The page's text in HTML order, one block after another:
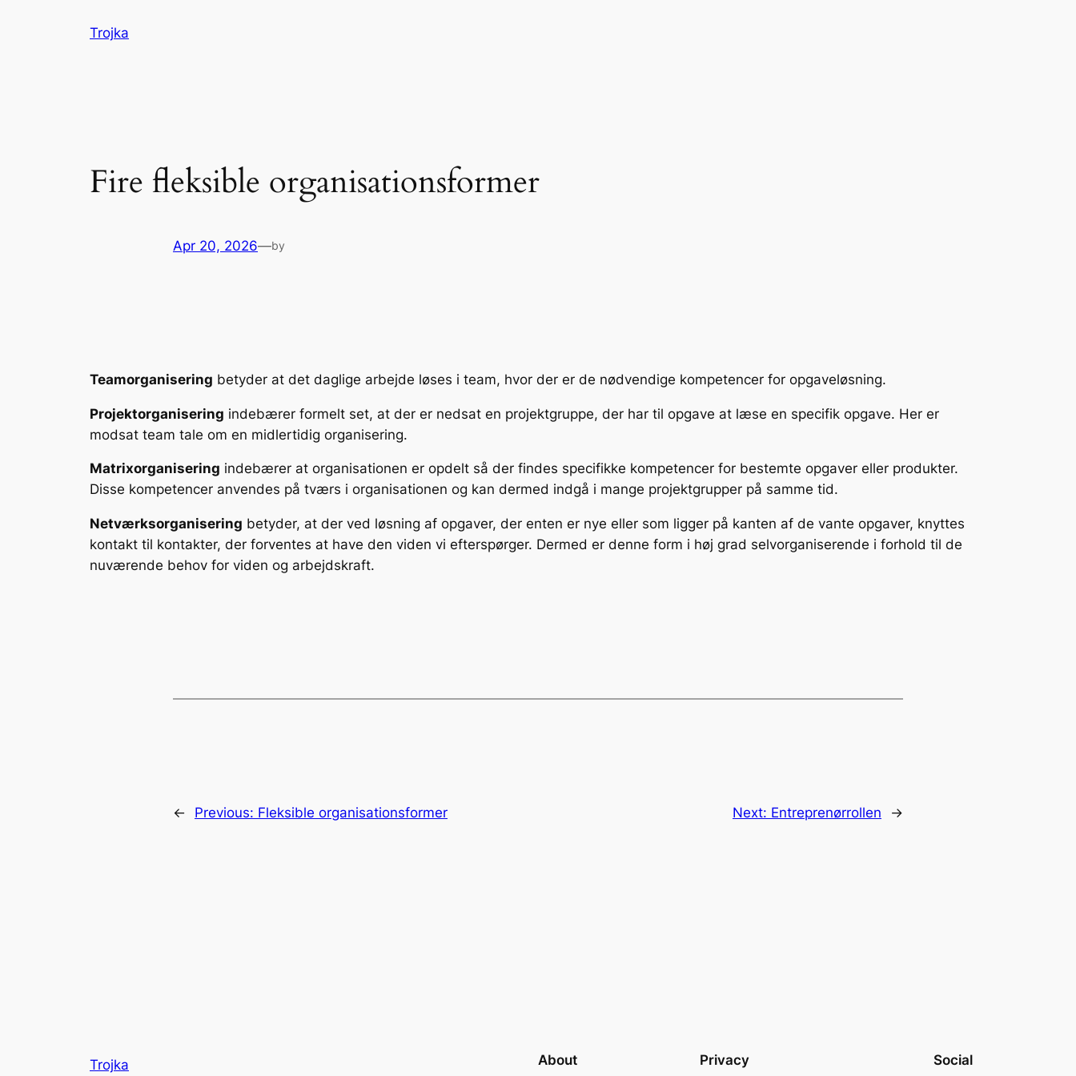
Trojka
Fire fleksible organisationsformer
Apr 20, 2026—by
Teamorganisering betyder at det daglige arbejde løses i team, hvor der er de nødvendige kompetencer for opgaveløsning.
Projektorganisering indebærer formelt set, at der er nedsat en projektgruppe, der har til opgave at læse en specifik opgave. Her er
modsat team tale om en midlertidig organisering.
Matrixorganisering indebærer at organisationen er opdelt så der findes specifikke kompetencer for bestemte opgaver eller produkter.
Disse kompetencer anvendes på tværs i organisationen og kan dermed indgå i mange projektgrupper på samme tid.
Netværksorganisering betyder, at der ved løsning af opgaver, der enten er nye eller som ligger på kanten af de vante opgaver, knyttes
kontakt til kontakter, der forventes at have den viden vi efterspørger. Dermed er denne form i høj grad selvorganiserende i forhold til de
nuværende behov for viden og arbejdskraft.
← Previous: Fleksible organisationsformer Next: Entreprenørrollen →
Trojka About Privacy Social